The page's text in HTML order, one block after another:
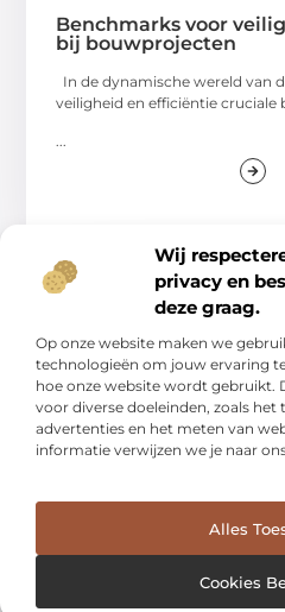
Wij
privacy en
deze graag.
Op onze website maken we
technologieën om jouw ervaring
hoe onze website wordt gebruikt.
voor diverse doeleinden, zoals het
advertenties en het meten van
informatie verwijzen we je naar
Alles
Cookies
Benchmarks voor
bij bouwprojecten
In de dynamische wereld van
veiligheid en efficiëntie cruciale
...
AANBIEDINGEN
Waarom kartonnen
In een wereld waar
belangrijker worden, zijn